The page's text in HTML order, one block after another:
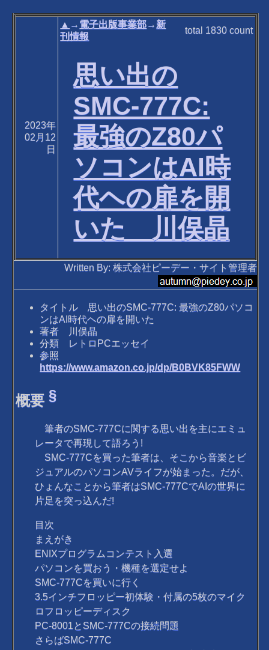
2023年
02月12
日
▲ → 電子出版事業部→ 新
刊情報
total 1830 count
思い出の
SMC-777C:
最強のZ80パ
ソコンはAI時
代ヘの扉を開
いた 川俣晶
Written By: 株式会社ピーデー・サイト管理者
タイトル 思い出のSMC-777C: 最強のZ80パソコ
ンはAI時代ヘの扉を開いた
著者 川俣晶
分類 レトロPCエッセイ
参照
https://www.amazon.co.jp/dp/B0BVK85FWW
概要§
筆者のSMC-777Cに関する思い出を主にエミュ
レータで再現して語ろう!
SMC-777Cを買った筆者は、そこから音楽とビ
ジュアルのパソコンAVライフが始まった。だが、
ひょんなことから筆者はSMC-777CでAIの世界に
片足を突っ込んだ!
目次
まえがき
ENIXプログラムコンテスト入選
パソコンを買おう・機種を選定せよ
SMC-777Cを買いに行く
3.5インチフロッピー初体験・付属の5枚のマイク
ロフロッピーディスク
PC-8001とSMC-777Cの接続問題
さらばSMC-777C